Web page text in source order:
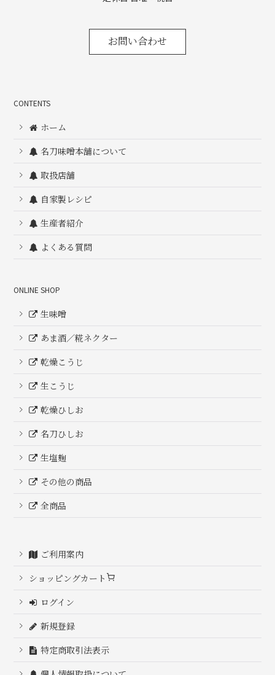
お問い合わせ
CONTENTS
ホーム
名刀味噌本舗について
取扱店舗
自家製レシピ
生産者紹介
よくある質問
ONLINE SHOP
生味噌
あま酒／糀ネクター
乾燥こうじ
生こうじ
乾燥ひしお
名刀ひしお
生塩麹
その他の商品
全商品
ご利用案内
ショッピングカート
ログイン
新規登録
特定商取引法表示